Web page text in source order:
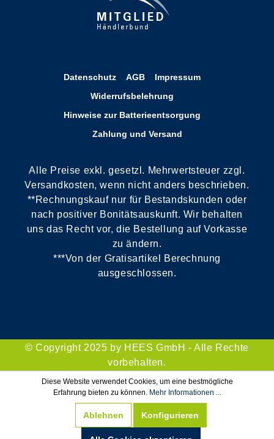
Datenschutz AGB
Impressum
Widerrufsbelehrung
Hinweise zur Batterieentsorgung
Zahlung und Versand
Alle Preise exkl. gesetzl. Mehrwertsteuer zzgl.
Versandkosten, wenn nicht anders beschrieben.
**Rechnungskauf nur für Bestandskunden oder
nach positiver Bonitätsauskunft. Wir behalten
uns das Recht vor, die Bestellung auf Vorkasse
zu ändern.
***Von der Gratisartikel Berechnung
ausgeschlossen.
© Copyright 2025 by HEES GmbH - Alle Rechte
vorbehalten.
Diese Website verwendet Cookies, um eine bestmögliche
Erfahrung bieten zu können. Mehr Informationen ...
Ablehnen Konfigurieren